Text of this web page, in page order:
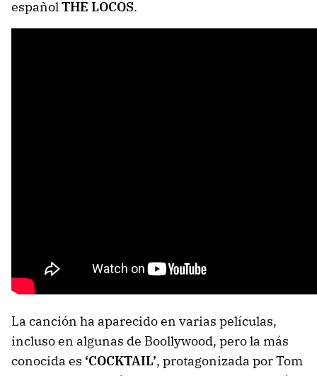
españolTHE LOCOS.
La canción ha aparecido en varias películas,
incluso en algunas de Boollywood, pero la más
conocida es ‘COCKTAIL’, protagonizada por Tom